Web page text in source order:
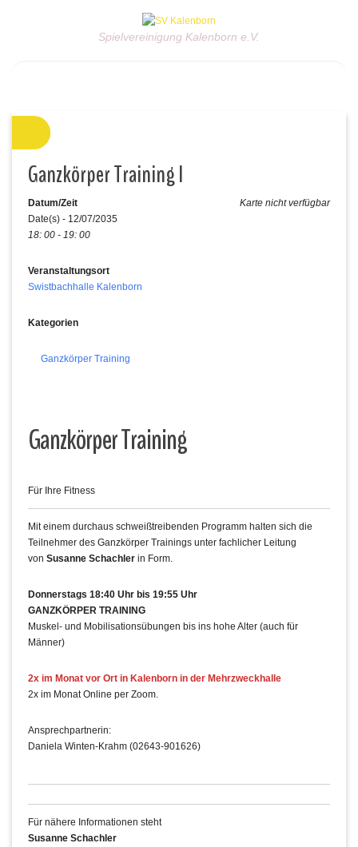
Spielvereinigung Kalenborn e.V.
Ganzkörper Training I
Karte nicht verfügbar
Datum/Zeit
Date(s) - 12/07/2035
18: 00 - 19: 00
Veranstaltungsort
Swistbachhalle Kalenborn
Kategorien
Ganzkörper Training
Ganzkörper Training
Für Ihre Fitness
Mit einem durchaus schweißtreibenden Programm halten sich die
Teilnehmer des Ganzkörper Trainings unter fachlicher Leitung
von Susanne Schachler in Form.
Donnerstags 18:40 Uhr bis 19:55 Uhr
GANZKÖRPER TRAINING
Muskel- und Mobilisationsübungen bis ins hohe Alter (auch für
Männer)
2x im Monat vor Ort in Kalenborn in der Mehrzweckhalle
2x im Monat Online per Zoom.
Ansprechpartnerin:
Daniela Winten-Krahm (02643-901626)
Für nähere Informationen steht
Susanne Schachler